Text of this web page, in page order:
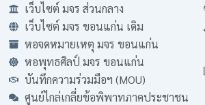
เว็บไซต์ มจร ส่วนกลาง
เว็บไซต์ มจร ขอนแก่น เดิม
หอจดหมายเหตุ มจร ขอนแก่น
หอพุทธศิลป์ มจร ขอนแก่น
บันทึกความร่วมมือฯ (MOU)
ศูนย์ไกล่เกลี่ยข้อพิพาทภาคประชาชน